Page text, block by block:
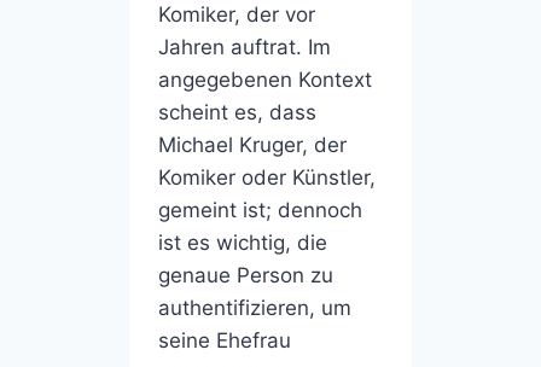
Komiker, der vor
Jahren auftrat. Im
angegebenen Kontext
scheint es, dass
Michael Kruger, der
Komiker oder Künstler,
gemeint ist; dennoch
ist es wichtig, die
genaue Person zu
authentifizieren, um
seine Ehefrau